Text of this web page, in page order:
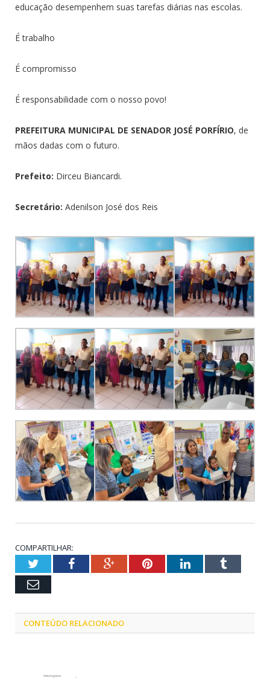
educação desempenhem suas tarefas diárias nas escolas.
É trabalho
É compromisso
É responsabilidade com o nosso povo!
PREFEITURA MUNICIPAL DE SENADOR JOSÉ PORFÍRIO, de
mãos dadas com o futuro.
Prefeito: Dirceu Biancardi.
Secretário: Adenilson José dos Reis
COMPARTILHAR:
TwitterFacebookGoogle+PinterestLinkedInTumblr
Email
CONTEÚDO RELACIONADO